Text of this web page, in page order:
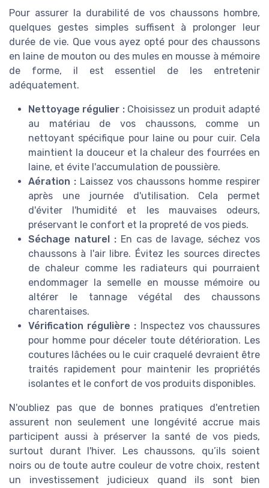
Pour assurer la durabilité de vos chaussons hombre,
quelques gestes simples suffisent à prolonger leur
durée de vie. Que vous ayez opté pour des chaussons
en laine de mouton ou des mules en mousse à mémoire
de forme, il est essentiel de les entretenir
adéquatement.
Nettoyage régulier :Choisissez un produit adapté
au matériau de vos chaussons, comme un
nettoyant spécifique pour laine ou pour cuir. Cela
maintient la douceur et la chaleur des fourrées en
laine, et évite l'accumulation de poussière.
Aération : Laissez vos chaussons homme respirer
après une journée d'utilisation. Cela permet
d'éviter l'humidité et les mauvaises odeurs,
préservant le confort et la propreté de vos pieds.
Séchage naturel :En cas de lavage, séchez vos
chaussons à l'air libre. Évitez les sources directes
de chaleur comme les radiateurs qui pourraient
endommager la semelle en mousse mémoire ou
altérer le tannage végétal des chaussons
charentaises.
Vérification régulière : Inspectez vos chaussures
pour homme pour déceler toute détérioration. Les
coutures lâchées ou le cuir craquelé devraient être
traités rapidement pour maintenir les propriétés
isolantes et le confort de vos produits disponibles.
N'oubliez pas que de bonnes pratiques d'entretien
assurent non seulement une longévité accrue mais
participent aussi à préserver la santé de vos pieds,
surtout durant l'hiver. Les chaussons, qu’ils soient
noirs ou de toute autre couleur de votre choix, restent
un investissement judicieux quand ils sont bien